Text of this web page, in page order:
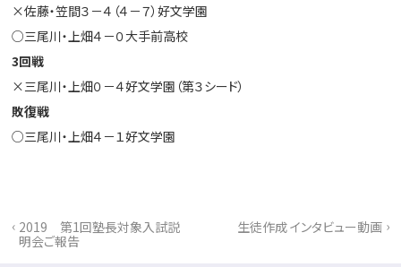
×佐藤・笠間３－４（４－７）好文学園
○三尾川・上畑４－０大手前高校
3回戦
×三尾川・上畑０－４好文学園（第３シード）
敗復戦
○三尾川・上畑４－１好文学園
‹ 2019 第1回塾長対象入試説
明会ご報告
生徒作成 インタビュー動画 ›